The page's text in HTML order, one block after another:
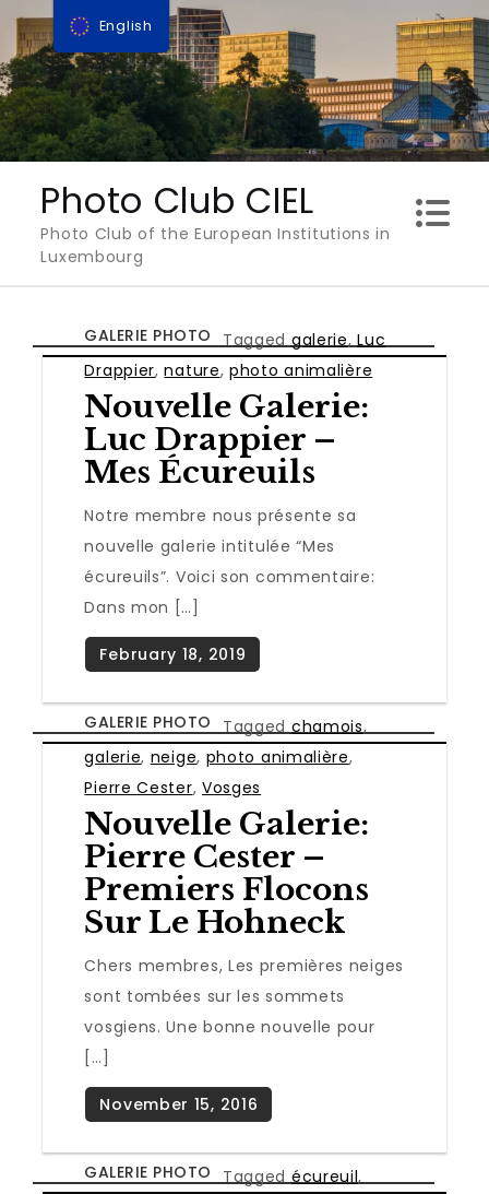
Skip
content
Photo Club CIEL
Photo Club of the European Institutions in
Luxembourg
GALERIE PHOTO Tagged galerie,Luc
Drappier,nature,photo animalière
Nouvelle Galerie:
Luc Drappier –
Mes Écureuils
Notre membre nous présente sa
nouvelle galerie intitulée “Mes
écureuils”. Voici son commentaire:
Dans mon […]
GALERIE PHOTO Tagged chamois,
galerie, neige, photo animalière,
Pierre Cester, Vosges
Nouvelle Galerie:
Pierre Cester –
Premiers Flocons
Sur Le Hohneck
Chers membres, Les premières neiges
sont tombées sur les sommets
vosgiens. Une bonne nouvelle pour
[…]
GALERIE PHOTO Tagged écureuil,
English